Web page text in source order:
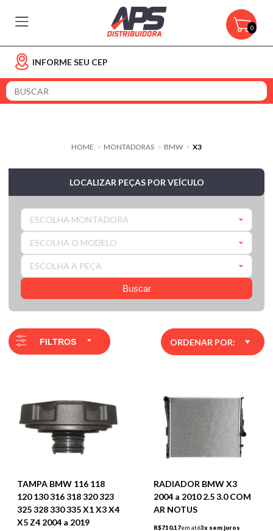
0
INFORME SEU CEP
HOME > MONTADORAS > BMW > X3
LOCALIZAR PEÇAS POR VEÍCULO
ESCOLHA MONTADORA
ESCOLHA O MODELO
ESCOLHA A PEÇA
Buscar
FILTROS ORDENAR POR:
TAMPA BMW 116 118
120 130 316 318 320 323
325 328 330 335 X1 X3 X4
X5 Z4 2004 a 2019
RADIADOR BMW X3
2004 a 2010 2.5 3.0 COM
AR NOTUS
R$710,17em até3x sem juros